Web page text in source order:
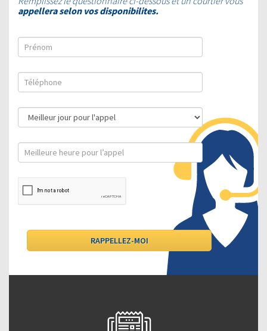
appellera selon vos disponibilites.